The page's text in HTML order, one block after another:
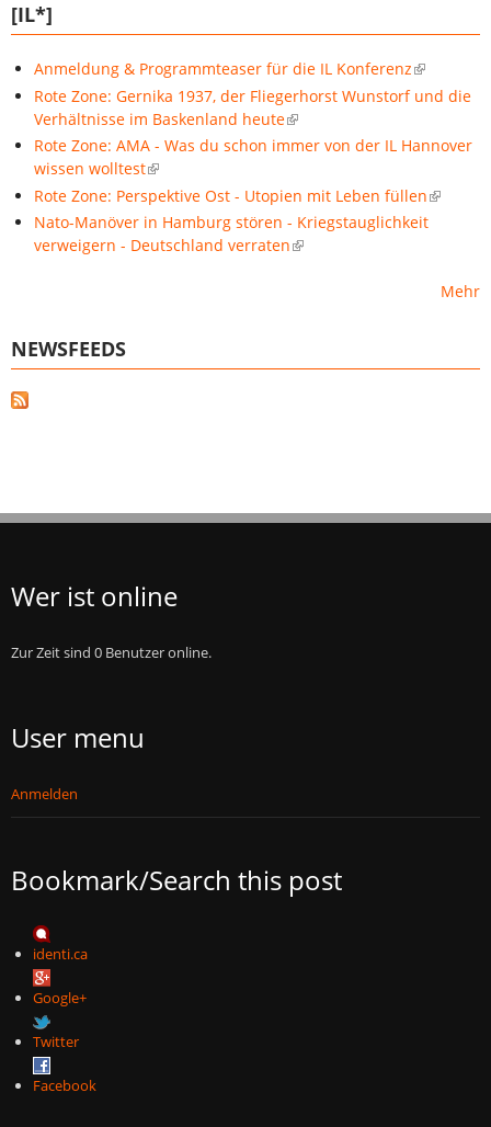
[IL*]
Anmeldung & Programmteaser für die IL Konferenz
Rote Zone: Gernika 1937, der Fliegerhorst Wunstorf und die
Verhältnisse im Baskenland heute
Rote Zone: AMA - Was du schon immer von der IL Hannover
wissen wolltest
Rote Zone: Perspektive Ost - Utopien mit Leben füllen
Nato-Manöver in Hamburg stören - Kriegstauglichkeit
verweigern - Deutschland verraten
Mehr
NEWSFEEDS
Wer ist online
Zur Zeit sind 0 Benutzer online.
User menu
Anmelden
Bookmark/Search this post
identi.ca
Google+
Twitter
Facebook